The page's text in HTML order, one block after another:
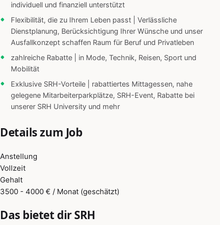
individuell und finanziell unterstützt
Flexibilität, die zu Ihrem Leben passt | Verlässliche
Dienstplanung, Berücksichtigung Ihrer Wünsche und unser
Ausfallkonzept schaffen Raum für Beruf und Privatleben
zahlreiche Rabatte | in Mode, Technik, Reisen, Sport und
Mobilität
Exklusive SRH-Vorteile | rabattiertes Mittagessen, nahe
gelegene Mitarbeiterparkplätze, SRH-Event, Rabatte bei
unserer SRH University und mehr
Details zum Job
Anstellung
Vollzeit
Gehalt
3500 - 4000 € / Monat (geschätzt)
Das bietet dir SRH